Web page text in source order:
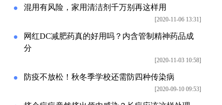
混用有风险，家用清洁剂千万别再这样用
[2020-11-06 13:31]
网红DC减肥药真的好用吗？内含管制精神药品成
分
[2020-11-03 10:58]
防疫不放松！秋冬季学校还需防四种传染病
[2020-09-10 09:53]